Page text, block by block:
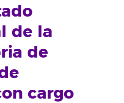
de la
de
cargo